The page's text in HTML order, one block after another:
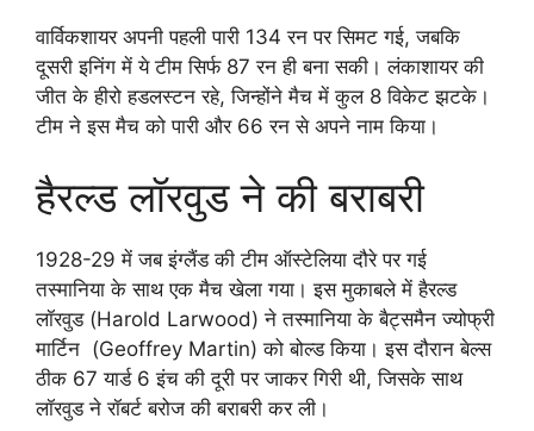
वार्विकशायर अपनी पहली पारी 134 रन पर सिमट गई, जबकि
दूसरी इनिंग में ये टीम सिर्फ 87 रन ही बना सकी। लंकाशायर की
जीत के हीरो हडलस्टन रहे, जिन्होंने मैच में कुल 8 विकेट झटके।
टीम ने इस मैच को पारी और 66 रन से अपने नाम किया।
हैरल्ड लॉरवुड ने की बराबरी
1928-29 में जब इंग्लैंड की टीम ऑस्टेलिया दौरे पर गई
तस्मानिया के साथ एक मैच खेला गया। इस मुकाबले में हैरल्ड
लॉरवुड (Harold Larwood) ने तस्मानिया के बैट्समैन ज्योफ्री
मार्टिन (Geoffrey Martin) को बोल्ड किया। इस दौरान बेल्स
ठीक 67 यार्ड 6 इंच की दूरी पर जाकर गिरी थी, जिसके साथ
लॉरवुड ने रॉबर्ट बरोज की बराबरी कर ली।